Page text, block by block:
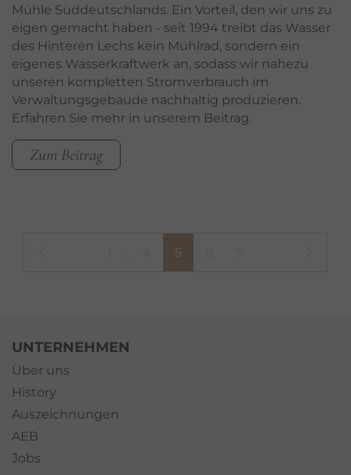
Mühle Süddeutschlands. Ein Vorteil, den wir uns zu
eigen gemacht haben - seit 1994 treibt das Wasser
des Hinteren Lechs kein Mühlrad, sondern ein
eigenes Wasserkraftwerk an, sodass wir nahezu
unseren kompletten Stromverbrauch im
Verwaltungsgebäude nachhaltig produzieren.
Erfahren Sie mehr in unserem Beitrag.
Zum Beitrag
5
UNTERNEHMEN
Über uns
History
Auszeichnungen
AEB
Jobs